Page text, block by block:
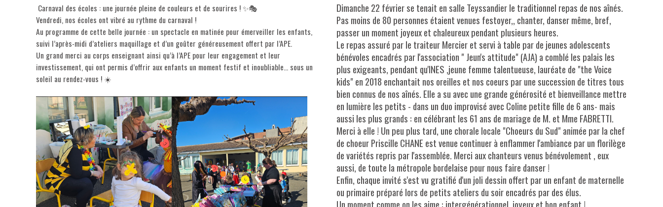
Carnaval des écoles : une journée pleine de couleurs et de sourires ! ✨🎭
Vendredi, nos écoles ont vibré au rythme du carnaval !
Au programme de cette belle journée : un spectacle en matinée pour émerveiller les enfants,
suivi l’après-midi d’ateliers maquillage et d’un goûter généreusement offert par l’APE.
Un grand merci au corps enseignant ainsi qu’à l’APE pour leur engagement et leur
investissement, qui ont permis d’offrir aux enfants un moment festif et inoubliable… sous un
soleil au rendez-vous ! ☀️
Dimanche 22 février se tenait en salle Teyssandier le traditionnel repas de nos aînés.
Pas moins de 80 personnes étaient venues festoyer,, chanter, danser même, bref,
passer un moment joyeux et chaleureux pendant plusieurs heures.
Le repas assuré par le traiteur Mercier et servi à table par de jeunes adolescents
bénévoles encadrés par l'association " Jeun's attitude" (AJA) a comblé les palais les
plus exigeants, pendant qu'INES ,jeune femme talentueuse, lauréate de "the Voice
kids" en 2018 enchantait nos oreilles et nos coeurs par une succession de titres tous
bien connus de nos aînés. Elle a su avec une grande générosité et bienveillance mettre
en lumière les petits - dans un duo improvisé avec Coline petite fille de 6 ans- mais
aussi les plus grands : en célébrant les 61 ans de mariage de M. et Mme FABRETTI.
Merci à elle ! Un peu plus tard, une chorale locale "Choeurs du Sud" animée par la chef
de choeur Priscille CHANE est venue continuer à enflammer l'ambiance par un florilège
de variétés repris par l'assemblée. Merci aux chanteurs venus bénévolement , eux
aussi, de toute la métropole bordelaise pour nous faire danser !
Enfin, chaque invité s'est vu gratifié d'un joli dessin offert par un enfant de maternelle
ou primaire préparé lors de petits ateliers du soir encadrés par des élus.
Un moment comme on les aime : intergénérationnel, joyeux et bon enfant !